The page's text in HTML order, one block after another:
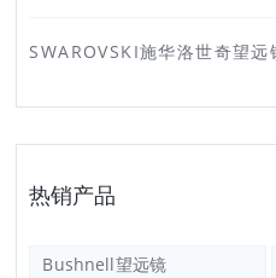
SWAROVSKI施华洛世奇望
热销产品
Bushnell望远镜